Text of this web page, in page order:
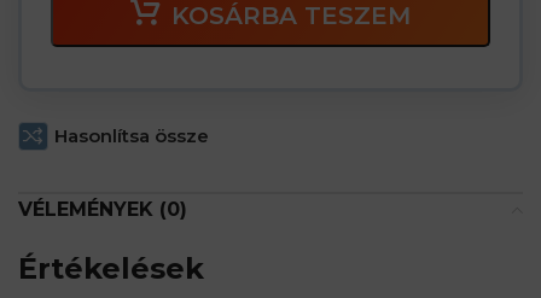
KOSÁRBA TESZEM
Hasonlítsa össze
VÉLEMÉNYEK (0)
Értékelések